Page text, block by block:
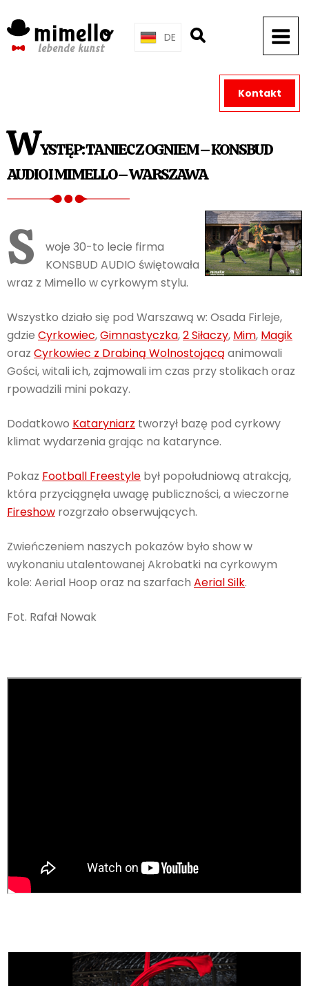
to
content
DE
WYSTĘP: TANIEC Z OGNIEM – KONSBUD
AUDIO I MIMELLO – WARSZAWA
S
woje 30-to lecie firma
KONSBUD AUDIO świętowała
wraz z Mimello w cyrkowym stylu.
Wszystko działo się pod Warszawą w: Osada Firleje,
gdzie Cyrkowiec,Gimnastyczka,2 Siłaczy, Mim, Magik
oraz Cyrkowiec z Drabiną Wolnostojącą animowali
Gości, witali ich, zajmowali im czas przy stolikach oraz
rpowadzili mini pokazy.
Dodatkowo Kataryniarz tworzył bazę pod cyrkowy
klimat wydarzenia grając na katarynce.
Pokaz Football Freestyle był popołudniową atrakcją,
która przyciągnęła uwagę publiczności, a wieczorne
Fireshow rozgrzało obserwujących.
Zwieńczeniem naszych pokazów było show w
wykonaniu utalentowanej Akrobatki na cyrkowym
kole: Aerial Hoop oraz na szarfach Aerial Silk.
Fot. Rafał Nowak
Kontakt